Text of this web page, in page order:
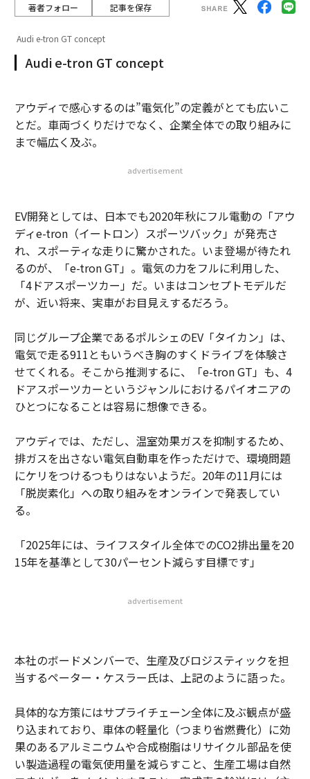
著者フォロー 記事を保存
Audi e-tron GT concept
Audi e-tron GT concept
アウディで感心するのは”電気化”の定義がとても広いこ
とだ。車両づくりだけでなく、企業全体での取り組みに
まで幅広く及ぶ。
advertisement
EV開発としては、日本でも2020年秋にフル電動の「アウ
ディe-tron（イートロン）スポーツバック」が発売さ
れ、スポーティな走りに驚かされた。いま登場が待たれ
るのが、「e-tron GT」。電気の力をフルに利用した、
「4ドアスポーツカー」だ。いまはコンセプトモデルだ
が、近い将来、実車がお目見えするだろう。
同じグループ企業であるポルシェのEV「タイカン」は、
電気で走る911ともいうべき胸のすくドライブを体験さ
せてくれる。そこから推測するに、「e-tron GT」も、4
ドアスポーツカーというジャンルにおけるパイオニアの
ひとつになることは容易に想像できる。
アウディでは、ただし、温室効果ガスを抑制するため、
排ガスを出さない電気自動車を作っただけで、環境問題
にケリをつけるつもりはないようだ。20年の11月には
「脱炭素化」への取り組みをオンラインで発表してい
る。
「2025年には、ライフスタイル全体でのCO2排出量を20
15年を基準として30パーセント減らす目標です」
advertisement
本社のボードメンバーで、生産及びロジスティックを担
当するペーター・ケスラー氏は、上記のように語った。
具体的な方策にはサプライチェーン全体に及ぶ観点が盛
り込まれており、車体の軽量化（つまり省燃費化）に効
果のあるアルミニウムや合成樹脂はリサイクル部品を使
い製造過程の電気使用量を減らすこと、生産工場は自然